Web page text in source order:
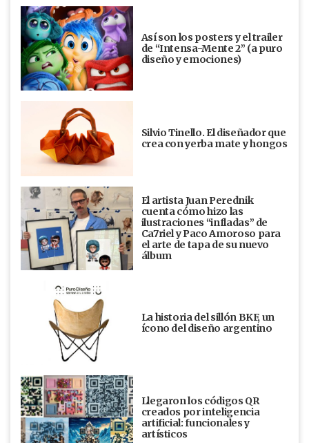
Así son los posters y el trailer
de “Intensa-Mente 2” (a puro
diseño y emociones)
Silvio Tinello. El diseñador que
crea con yerba mate y hongos
El artista Juan Perednik
cuenta cómo hizo las
ilustraciones “infladas” de
Ca7riel y Paco Amoroso para
el arte de tapa de su nuevo
álbum
La historia del sillón BKF, un
ícono del diseño argentino
Llegaron los códigos QR
creados por inteligencia
artificial: funcionales y
artísticos